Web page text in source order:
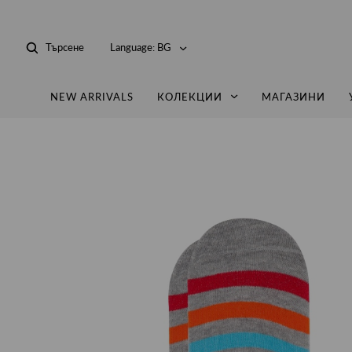
Търсене Language: BG
NEW ARRIVALS КОЛЕКЦИИ МАГАЗИНИ